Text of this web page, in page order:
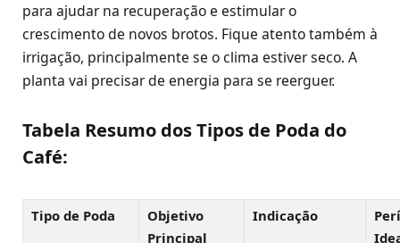
para ajudar na recuperação e estimular o
crescimento de novos brotos. Fique atento também à
irrigação, principalmente se o clima estiver seco. A
planta vai precisar de energia para se reerguer.
Tabela Resumo dos Tipos de Poda do
Café:
Tipo de Poda
Objetivo
Principal
Indicação